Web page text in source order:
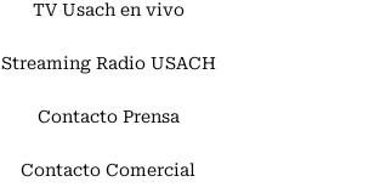
TV Usach en vivo
Streaming Radio USACH
Contacto Prensa
Contacto Comercial